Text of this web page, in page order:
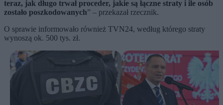
teraz, jak długo trwał proceder, jakie są łączne straty i ile osób
zostało poszkodowanych” – przekazał rzecznik.
O sprawie informowało również TVN24, według którego straty
wynoszą ok. 500 tys. zł.